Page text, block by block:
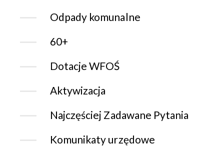
Odpady komunalne
60+
Dotacje WFOŚ
Aktywizacja
Najczęściej Zadawane Pytania
Komunikaty urzędowe